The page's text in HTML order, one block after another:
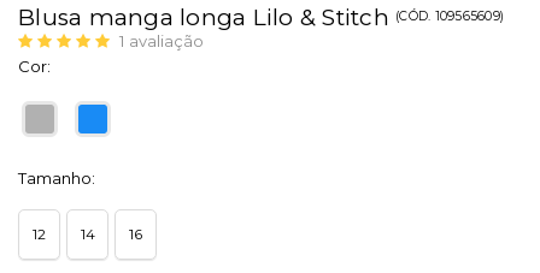
Blusa manga longa Lilo & Stitch (CÓD. 109565609)
1 avaliação
Cor:
Tamanho:
12 14 16